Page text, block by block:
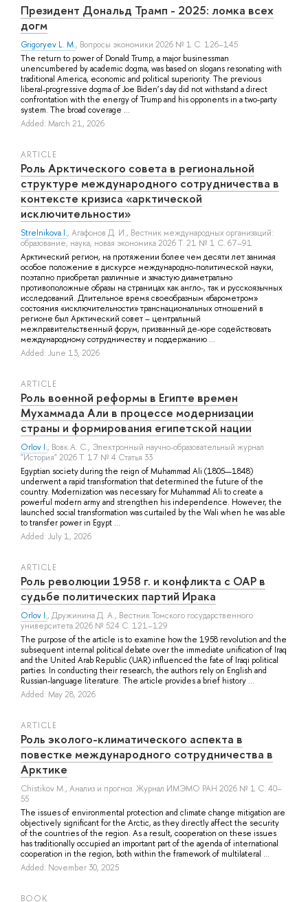
Президент Дональд Трамп - 2025: ломка всех
догм
Grigoryev L. M., Вопросы экономики 2026 № 1 С. 126–145
The return to power of Donald Trump, a major businessman
unencumbered by academic dogma, was based on slogans resonating with
traditional America, economic and political superiority. The previous
liberal-progressive dogma of Joe Biden’s day did not withstand a direct
confrontation with the energy of Trump and his opponents in a two-party
system. The broad coverage ...
Added: March 21, 2026
ARTICLE
Роль Арктического совета в региональной
структуре международного сотрудничества в
контексте кризиса «арктической
исключительности»
Strelnikova I., Агафонов Д. И., Вестник международных организаций:
образование, наука, новая экономика 2026 Т. 21 № 1 С. 67–91
Арктический регион, на протяжении более чем десяти лет занимая
особое положение в дискурсе международно-политической науки,
поэтапно приобретал различные и зачастую диаметрально
противоположные образы на страницах как англо-, так и русскоязычных
исследований. Длительное время своеобразным «барометром»
состояния «исключительности» транснациональных отношений в
регионе был Арктический совет – центральный
межправительственный форум, призванный де-юре содействовать
международному сотрудничеству и поддержанию ...
Added: June 13, 2026
ARTICLE
Роль военной реформы в Египте времен
Мухаммада Али в процессе модернизации
страны и формирования египетской нации
Orlov I., Вовк А. С., Электронный научно-образовательный журнал
"История" 2026 Т. 17 № 4 Статья 33
Egyptian society during the reign of Muhammad Ali (1805—1848)
underwent a rapid transformation that determined the future of the
country. Modernization was necessary for Muhammad Ali to create a
powerful modern army and strengthen his independence. However, the
launched social transformation was curtailed by the Wali when he was able
to transfer power in Egypt ...
Added: July 1, 2026
ARTICLE
Роль революции 1958 г. и конфликта с ОАР в
судьбе политических партий Ирака
Orlov I., Дружинина Д. А., Вестник Томского государственного
университета 2026 № 524 С. 121–129
The purpose of the article is to examine how the 1958 revolution and the
subsequent internal political debate over the immediate unification of Iraq
and the United Arab Republic (UAR) influenced the fate of Iraqi political
parties. In conducting their research, the authors rely on English and
Russian-language literature. The article provides a brief history ...
Added: May 28, 2026
ARTICLE
Роль эколого-климатического аспекта в
повестке международного сотрудничества в
Арктике
Chistikov M., Анализ и прогноз. Журнал ИМЭМО РАН 2026 № 1 С. 40–
55
The issues of environmental protection and climate change mitigation are
objectively significant for the Arctic, as they directly affect the security
of the countries of the region. As a result, cooperation on these issues
has traditionally occupied an important part of the agenda of international
cooperation in the region, both within the framework of multilateral ...
Added: November 30, 2025
BOOK